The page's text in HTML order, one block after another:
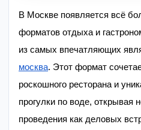
В Москве появляется всё
форматов отдыха и
из самых впечатляющих
москва. Этот формат
роскошного ресторана и
прогулки по воде, открывая
проведения как деловых